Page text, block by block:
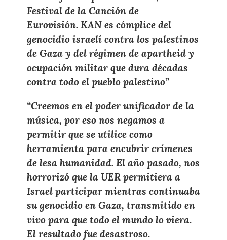
Festival de la Canción de
Eurovisión. KAN es cómplice del
genocidio israelí contra los palestinos
de Gaza y del régimen de apartheid y
ocupación militar que dura décadas
contra todo el pueblo palestino”
“Creemos en el poder unificador de la
música, por eso nos negamos a
permitir que se utilice como
herramienta para encubrir crímenes
de lesa humanidad. El año pasado, nos
horrorizó que la UER permitiera a
Israel participar mientras continuaba
su genocidio en Gaza, transmitido en
vivo para que todo el mundo lo viera.
El resultado fue desastroso.